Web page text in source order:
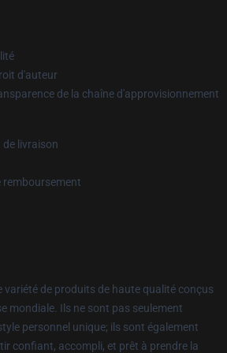
d'auteur
de la chaîne d'approvisionnement
livraison
remboursement
de produits de haute qualité conçus
mondiale. Ils ne sont pas seulement
personnel unique; ils sont également
confiant, accompli, et prêt à prendre la